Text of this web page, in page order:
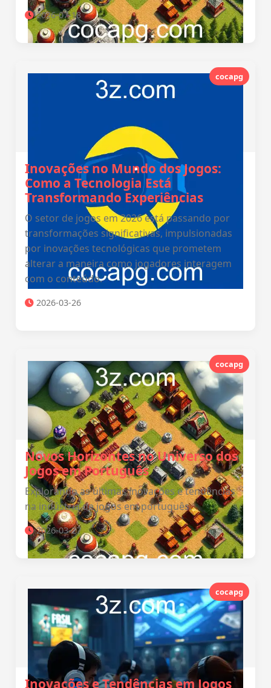
2026-07-18
cocapg
Inovações no Mundo dos Jogos:
Como a Tecnologia Está
Transformando Experiências
O setor de jogos em 2026 está passando por
transformações significativas, impulsionadas
por inovações tecnológicas que prometem
alterar a maneira como jogadores interagem
com o conteúdo.
2026-03-26
cocapg
Novos Horizontes no Universo dos
Jogos em Português
Explorando as últimas inovações e tendências
na indústria de jogos em português.
2026-03-27
cocapg
Inovações e Tendências em Jogos